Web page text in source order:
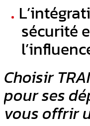
sécurité
Choisir
pour ses
vous offrir